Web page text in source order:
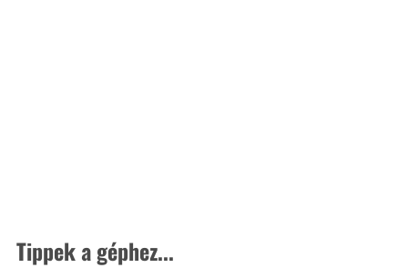
Tippek a géphez...